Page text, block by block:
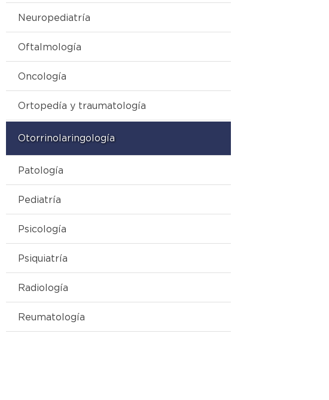
Neuropediatría
Oftalmología
Oncología
Ortopedía y traumatología
Otorrinolaringología
Patología
Pediatría
Psicología
Psiquiatría
Radiología
Reumatología